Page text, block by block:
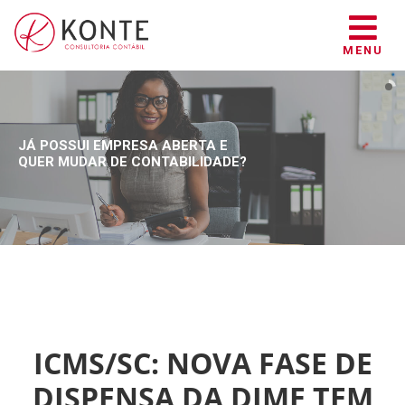
MENU
JÁ POSSUI EMPRESA ABERTA E
QUER MUDAR DE CONTABILIDADE?
ICMS/SC: NOVA FASE DE